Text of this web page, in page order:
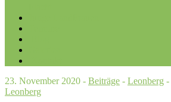
23. November 2020 - Beiträge - Leonberg -
Leonberg